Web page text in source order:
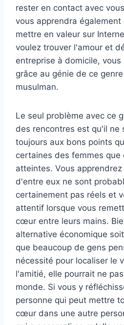
rester en contact avec
vous apprendra également
mettre en valeur sur
voulez trouver l'amour et
entreprise à domicile, vous
grâce au génie de ce
musulman.
Le seul problème avec ce
des rencontres est qu'il ne
toujours aux bons points
certaines des femmes que
atteintes. Vous
d'entre eux ne sont
certainement pas réels et
attentif lorsque vous
cœur entre leurs mains.
alternative économique
que beaucoup de gens
nécessité pour localiser le
l'amitié, elle pourrait ne
monde. Si vous y
personne qui peut mettre
cœur dans une autre